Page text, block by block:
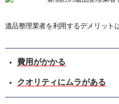
遺品整理業者を利用するデメリット
費用がかかる
クオリティにムラがある